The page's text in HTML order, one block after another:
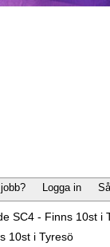
Logga in
SC4 - Finns 10st i
10st i Tyresö